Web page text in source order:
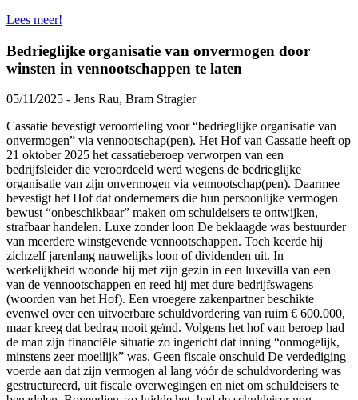
Lees meer!
Bedrieglijke organisatie van onvermogen door
winsten in vennootschappen te laten
05/11/2025 - Jens Rau, Bram Stragier
Cassatie bevestigt veroordeling voor “bedrieglijke organisatie van
onvermogen” via vennootschap(pen). Het Hof van Cassatie heeft op
21 oktober 2025 het cassatieberoep verworpen van een
bedrijfsleider die veroordeeld werd wegens de bedrieglijke
organisatie van zijn onvermogen via vennootschap(pen). Daarmee
bevestigt het Hof dat ondernemers die hun persoonlijke vermogen
bewust “onbeschikbaar” maken om schuldeisers te ontwijken,
strafbaar handelen. Luxe zonder loon De beklaagde was bestuurder
van meerdere winstgevende vennootschappen. Toch keerde hij
zichzelf jarenlang nauwelijks loon of dividenden uit. In
werkelijkheid woonde hij met zijn gezin in een luxevilla van een
van de vennootschappen en reed hij met dure bedrijfswagens
(woorden van het Hof). Een vroegere zakenpartner beschikte
evenwel over een uitvoerbare schuldvordering van ruim € 600.000,
maar kreeg dat bedrag nooit geïnd. Volgens het hof van beroep had
de man zijn financiële situatie zo ingericht dat inning “onmogelijk,
minstens zeer moeilijk” was. Geen fiscale onschuld De verdediging
voerde aan dat zijn vermogen al lang vóór de schuldvordering was
gestructureerd, uit fiscale overwegingen en niet om schuldeisers te